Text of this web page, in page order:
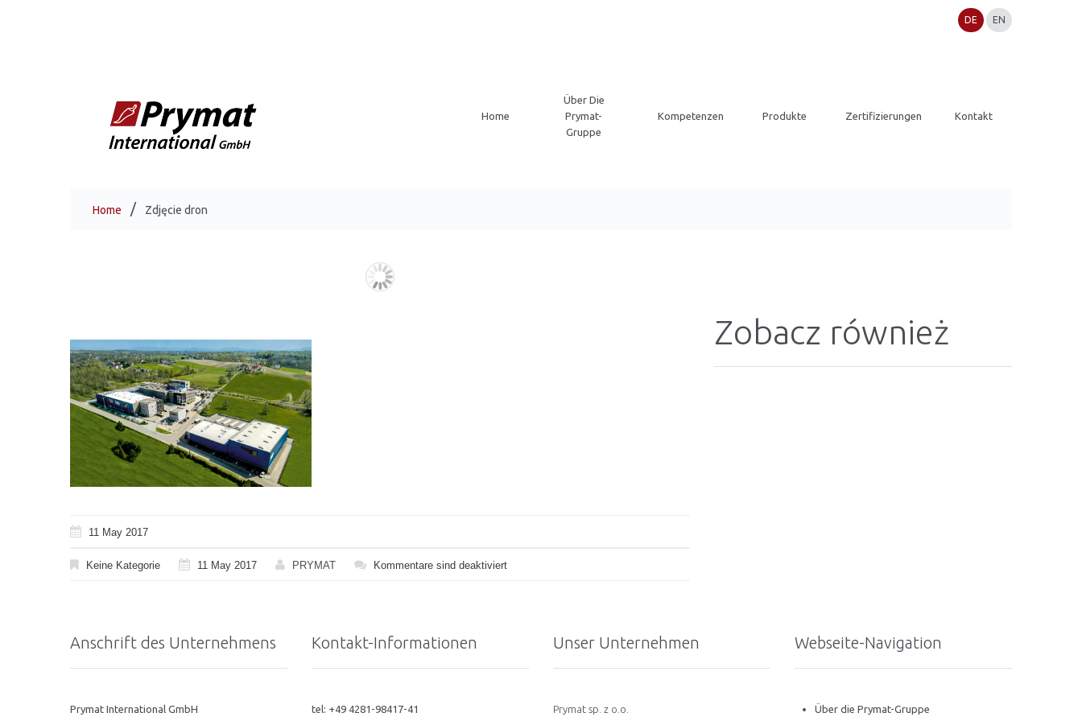
DE EN
Home
Über Die
Prymat-
Gruppe
Kompetenzen Produkte Zertifizierungen Kontakt
Home Zdjęcie dron
11 May 2017
Keine Kategorie 11 May 2017 PRYMAT Kommentare sind deaktiviert
Zobacz również
Anschrift des Unternehmens
Prymat International GmbH
Kontakt-Informationen
tel: +49 4281-98417-41
Unser Unternehmen
Prymat sp. z o.o.
Webseite-Navigation
Über die Prymat-Gruppe